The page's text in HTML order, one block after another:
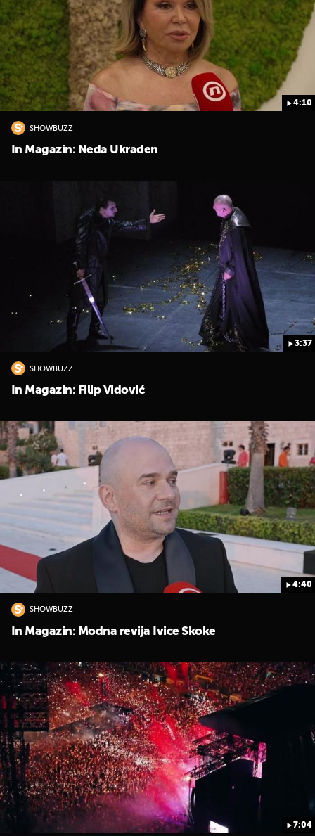
4:10
SHOWBUZZ
In Magazin: Neda Ukraden
3:37
SHOWBUZZ
In Magazin: Filip Vidović
4:40
SHOWBUZZ
In Magazin: Modna revija Ivice Skoke
7:04